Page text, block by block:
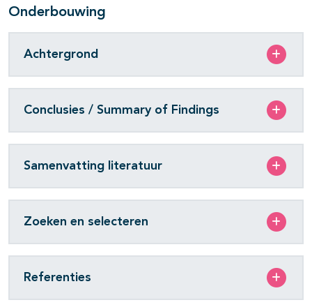
Onderbouwing
Achtergrond
Conclusies / Summary of Findings
Samenvatting literatuur
Zoeken en selecteren
Referenties